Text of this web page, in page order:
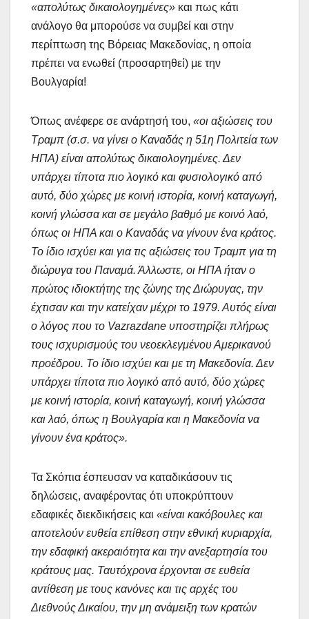
«απολύτως δικαιολογημένες» και πως κάτι
ανάλογο θα μπορούσε να συμβεί και στην
περίπτωση της Βόρειας Μακεδονίας, η οποία
πρέπει να ενωθεί (προσαρτηθεί) με την
Βουλγαρία!
Όπως ανέφερε σε ανάρτησή του, «οι αξιώσεις του
Τραμπ (σ.σ. να γίνει ο Καναδάς η 51η Πολιτεία των
ΗΠΑ) είναι απολύτως δικαιολογημένες. Δεν
υπάρχει τίποτα πιο λογικό και φυσιολογικό από
αυτό, δύο χώρες με κοινή ιστορία, κοινή καταγωγή,
κοινή γλώσσα και σε μεγάλο βαθμό με κοινό λαό,
όπως οι ΗΠΑ και ο Καναδάς να γίνουν ένα κράτος.
Το ίδιο ισχύει και για τις αξιώσεις του Τραμπ για τη
διώρυγα του Παναμά. Άλλωστε, οι ΗΠΑ ήταν ο
πρώτος ιδιοκτήτης της ζώνης της Διώρυγας, την
έχτισαν και την κατείχαν μέχρι το 1979. Αυτός είναι
ο λόγος που το Vazrazdane υποστηρίζει πλήρως
τους ισχυρισμούς του νεοεκλεγμένου Αμερικανού
προέδρου. Το ίδιο ισχύει και με τη Μακεδονία. Δεν
υπάρχει τίποτα πιο λογικό από αυτό, δύο χώρες
με κοινή ιστορία, κοινή καταγωγή, κοινή γλώσσα
και λαό, όπως η Βουλγαρία και η Μακεδονία να
γίνουν ένα κράτος».
Τα Σκόπια έσπευσαν να καταδικάσουν τις
δηλώσεις, αναφέροντας ότι υποκρύπτουν
εδαφικές διεκδικήσεις και «είναι κακόβουλες και
αποτελούν ευθεία επίθεση στην εθνική κυριαρχία,
την εδαφική ακεραιότητα και την ανεξαρτησία του
κράτους μας. Ταυτόχρονα έρχονται σε ευθεία
αντίθεση με τους κανόνες και τις αρχές του
Διεθνούς Δικαίου, την μη ανάμειξη των κρατών